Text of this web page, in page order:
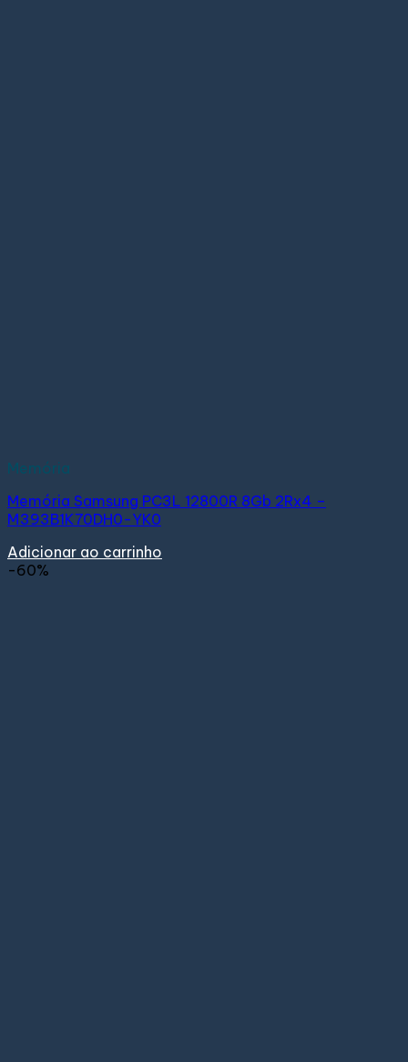
Memória
Memória Samsung PC3L 12800R 8Gb 2Rx4 –
M393B1K70DH0-YK0
Adicionar ao carrinho
-60%